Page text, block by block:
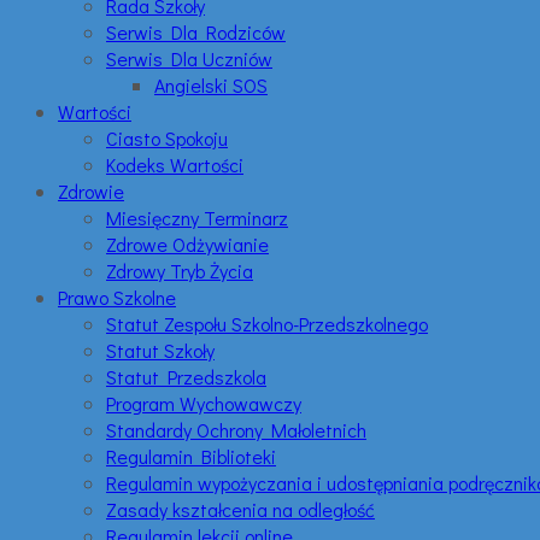
Rada Szkoły
Serwis Dla Rodziców
Serwis Dla Uczniów
Angielski SOS
Wartości
Ciasto Spokoju
Kodeks Wartości
Zdrowie
Miesięczny Terminarz
Zdrowe Odżywianie
Zdrowy Tryb Życia
Prawo Szkolne
Statut Zespołu Szkolno-Przedszkolnego
Statut Szkoły
Statut Przedszkola
Program Wychowawczy
Standardy Ochrony Małoletnich
Regulamin Biblioteki
Regulamin wypożyczania i udostępniania
Zasady kształcenia na odległość